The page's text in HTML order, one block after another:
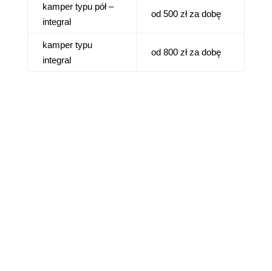
kamper typu pół –
integral
od 500 zł za dobę
kamper typu
integral
od 800 zł za dobę